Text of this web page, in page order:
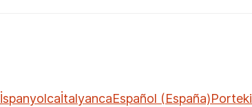
İspanyolcaİtalyancaEspañol (España)